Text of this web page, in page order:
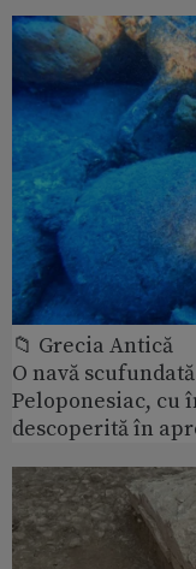
📁 Grecia Antică
O navă
Peloponesiac, cu
descoperită în